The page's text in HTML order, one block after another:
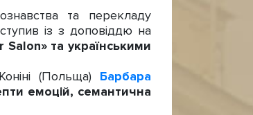
та перекладу
із з доповіддю на
та українськими
(Польща) Барбара
емоцій, семантична